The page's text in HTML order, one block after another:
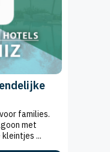
families.
met
...